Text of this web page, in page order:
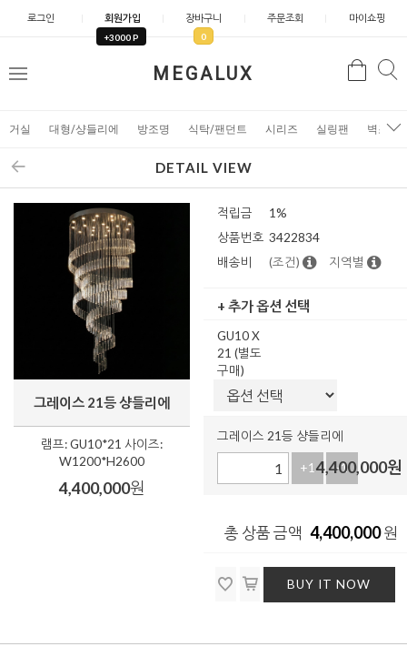
로그인 회원가입
+3000 P
장바구니
0
주문조회 마이쇼핑
MEGALUX
메
검
거실 대형/샹들리에 방조명 식탁/팬던트 시리즈 실링팬 벽조명
DETAIL VIEW
그레이스 21등 샹들리에
램프: GU10*21 사이즈:
W1200*H2600
4,400,000원
적립금
1%
상품번호 3422834
배송비
(조건) 지역별
+ 추가 옵션 선택
GU10 X
21 (별도
구매)
그레이스 21등 샹들리에
+1 -1
4,400,000원
총 상품 금액 4,400,000원
BUY IT NOW